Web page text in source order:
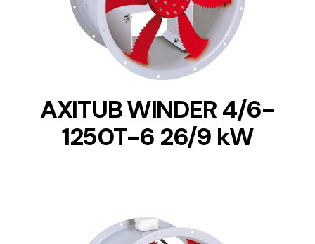
AXITUB WINDER 4/6-
1250T-6 26/9 kW